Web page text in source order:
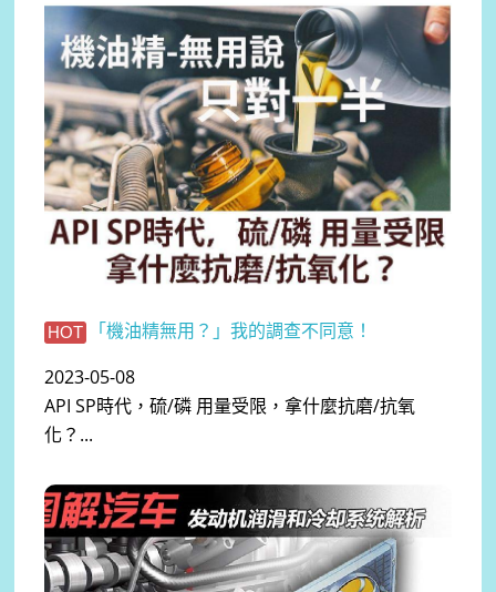
HOT
「機油精無用？」我的調查不同意！
2023-05-08
API SP時代，硫/磷 用量受限，拿什麼抗磨/抗氧
化？...